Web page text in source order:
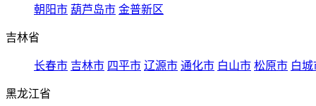
朝阳市 葫芦岛市 金普新区
吉林省
长春市 吉林市 四平市 辽源市 通化市 白山市 松原市 白城
黑龙江省